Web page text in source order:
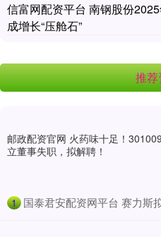
信富网配资平台 南钢股份
成增长“压舱石”
推
邮政配资官网 火药味十足！
立董事失职，拟解聘！
1 国泰君安配资网平台 赛力斯